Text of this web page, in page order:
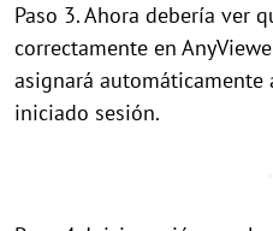
Paso 3. Ahora debería ver
correctamente en
asignará automáticamente
iniciado sesión.